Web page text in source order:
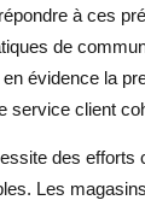
?
climat de
informations
de mes
les supports
à ces
de
évidence la
service client
des efforts
Les